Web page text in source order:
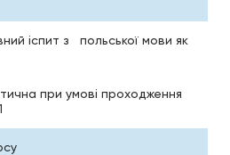
іспит з польської мови як
при умові проходження